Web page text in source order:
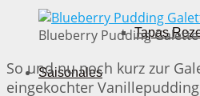
Tapas
Saisonales
Blueberry Pudding
So und nu noch kurz zur
eingekochter